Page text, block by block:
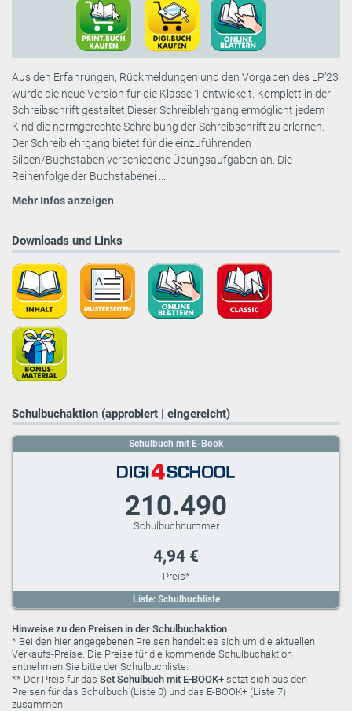
Aus den Erfahrungen, Rückmeldungen und den Vorgaben des LP’23
wurde die neue Version für die Klasse 1 entwickelt. Komplett in der
Schreibschrift gestaltet.Dieser Schreiblehrgang ermöglicht jedem
Kind die normgerechte Schreibung der Schreibschrift zu erlernen.
Der Schreiblehrgang bietet für die einzuführenden
Silben/Buchstaben verschiedene Übungsaufgaben an. Die
Reihenfolge der Buchstabenei ...
Mehr Infos anzeigen
Downloads und Links
Schulbuchaktion (approbiert | eingereicht)
Liste: Schulbuchliste
Schulbuch mit E-Book
210.490
4,94 €
Hinweise zu den Preisen in der Schulbuchaktion
* Bei den hier angegebenen Preisen handelt es sich um die aktuellen
Verkaufs-Preise. Die Preise für die kommende Schulbuchaktion
entnehmen Sie bitte der Schulbuchliste.
** Der Preis für das Set Schulbuch mit E-BOOK+ setzt sich aus den
Preisen für das Schulbuch (Liste 0) und das E-BOOK+ (Liste 7)
zusammen.